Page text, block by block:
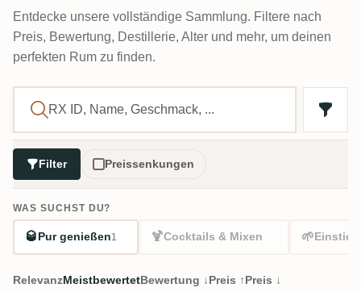
Entdecke unsere vollständige Sammlung. Filtere nach
Preis, Bewertung, Destillerie, Alter und mehr, um deinen
perfekten Rum zu finden.
Filter Preissenkungen
WAS SUCHST DU?
🥃 Pur genießen1 🍹Cocktails & Mixen 🌱Einstieg
RelevanzMeistbewertetBewertung ↓Preis ↑Preis ↓